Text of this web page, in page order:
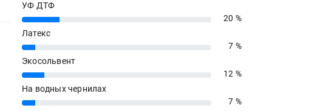
УФ ДТФ
20%
20 %
Латекс
7%
7 %
Экосольвент
12%
12 %
На водных чернилах
7%
7 %